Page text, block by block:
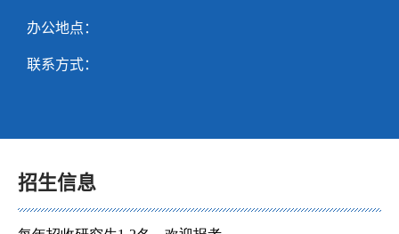
办公地点：
联系方式：
招生信息